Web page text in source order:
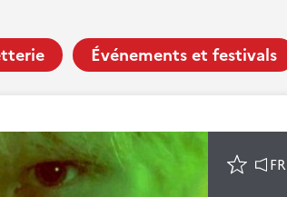
Événements et festivals
FR